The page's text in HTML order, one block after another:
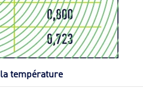
température